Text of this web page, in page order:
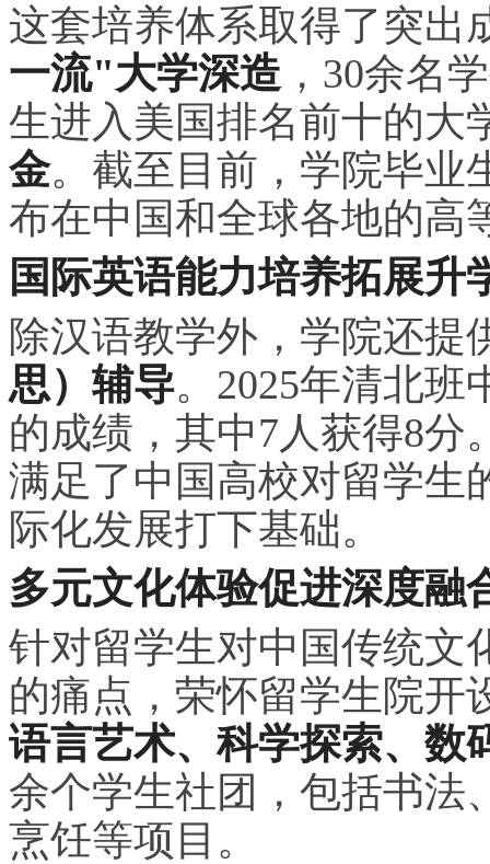
这套培养体系取得了突出
一流"大学深造 ，30余名
生进入美国排名前十的大
金。截至目前，学院毕业
布在中国和全球各地的高
国际英语能力培养拓展升
除汉语教学外，学院还提
思）辅导。2025年清北班
的成绩，其中7人获得8分
满足了中国高校对留学生
际化发展打下基础。
多元文化体验促进深度融
针对留学生对中国传统文
的痛点，荣怀留学生院开
语言艺术、科学探索、数
余个学生社团，包括书法
烹饪等项目。